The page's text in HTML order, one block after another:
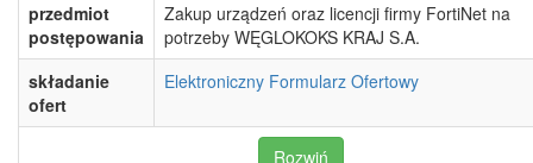
przedmiot
postępowania
Zakup urządzeń oraz licencji firmy FortiNet na
potrzeby WĘGLOKOKS KRAJ S.A.
składanie
ofert
Elektroniczny Formularz Ofertowy
Rozwiń